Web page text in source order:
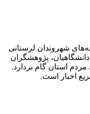
شهروندان لرستانی
پژوهشگران
استان گام بردارد.
اخبار است.